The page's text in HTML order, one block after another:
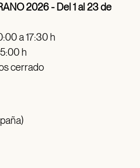
2026 - Del 1 al 23 de
a 17:30 h
h
cerrado